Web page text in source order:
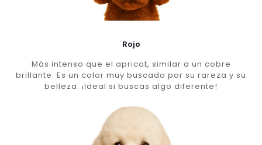
Rojo
Más intenso que el apricot, similar a un cobre
brillante. Es un color muy buscado por su rareza y su
belleza. ¡Ideal si buscas algo diferente!